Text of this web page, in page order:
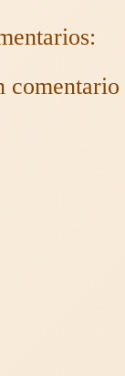
comentario